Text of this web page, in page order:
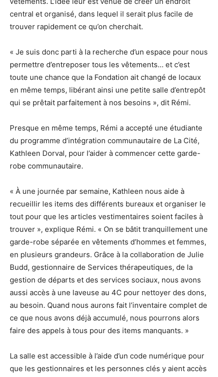
central et organisé, dans lequel il serait plus facile de
trouver rapidement ce qu’on cherchait.
« Je suis donc parti à la recherche d’un espace pour nous
permettre d’entreposer tous les vêtements… et c’est
toute une chance que la Fondation ait changé de locaux
en même temps, libérant ainsi une petite salle d’entrepôt
qui se prêtait parfaitement à nos besoins », dit Rémi.
Presque en même temps, Rémi a accepté une étudiante
du programme d’intégration communautaire de La Cité,
Kathleen Dorval, pour l’aider à commencer cette garde-
robe communautaire.
« À une journée par semaine, Kathleen nous aide à
recueillir les items des différents bureaux et organiser le
tout pour que les articles vestimentaires soient faciles à
trouver », explique Rémi. « On se bâtit tranquillement une
garde-robe séparée en vêtements d’hommes et femmes,
en plusieurs grandeurs. Grâce à la collaboration de Julie
Budd, gestionnaire de Services thérapeutiques, de la
gestion de départs et des services sociaux, nous avons
aussi accès à une laveuse au 4C pour nettoyer des dons,
au besoin. Quand nous aurons fait l’inventaire complet de
ce que nous avons déjà accumulé, nous pourrons alors
faire des appels à tous pour des items manquants. »
La salle est accessible à l’aide d’un code numérique pour
que les gestionnaires et les personnes clés y aient accès